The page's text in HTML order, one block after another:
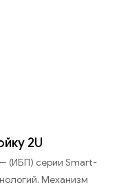
2U
— (ИБП) серии Smart-
Механизм